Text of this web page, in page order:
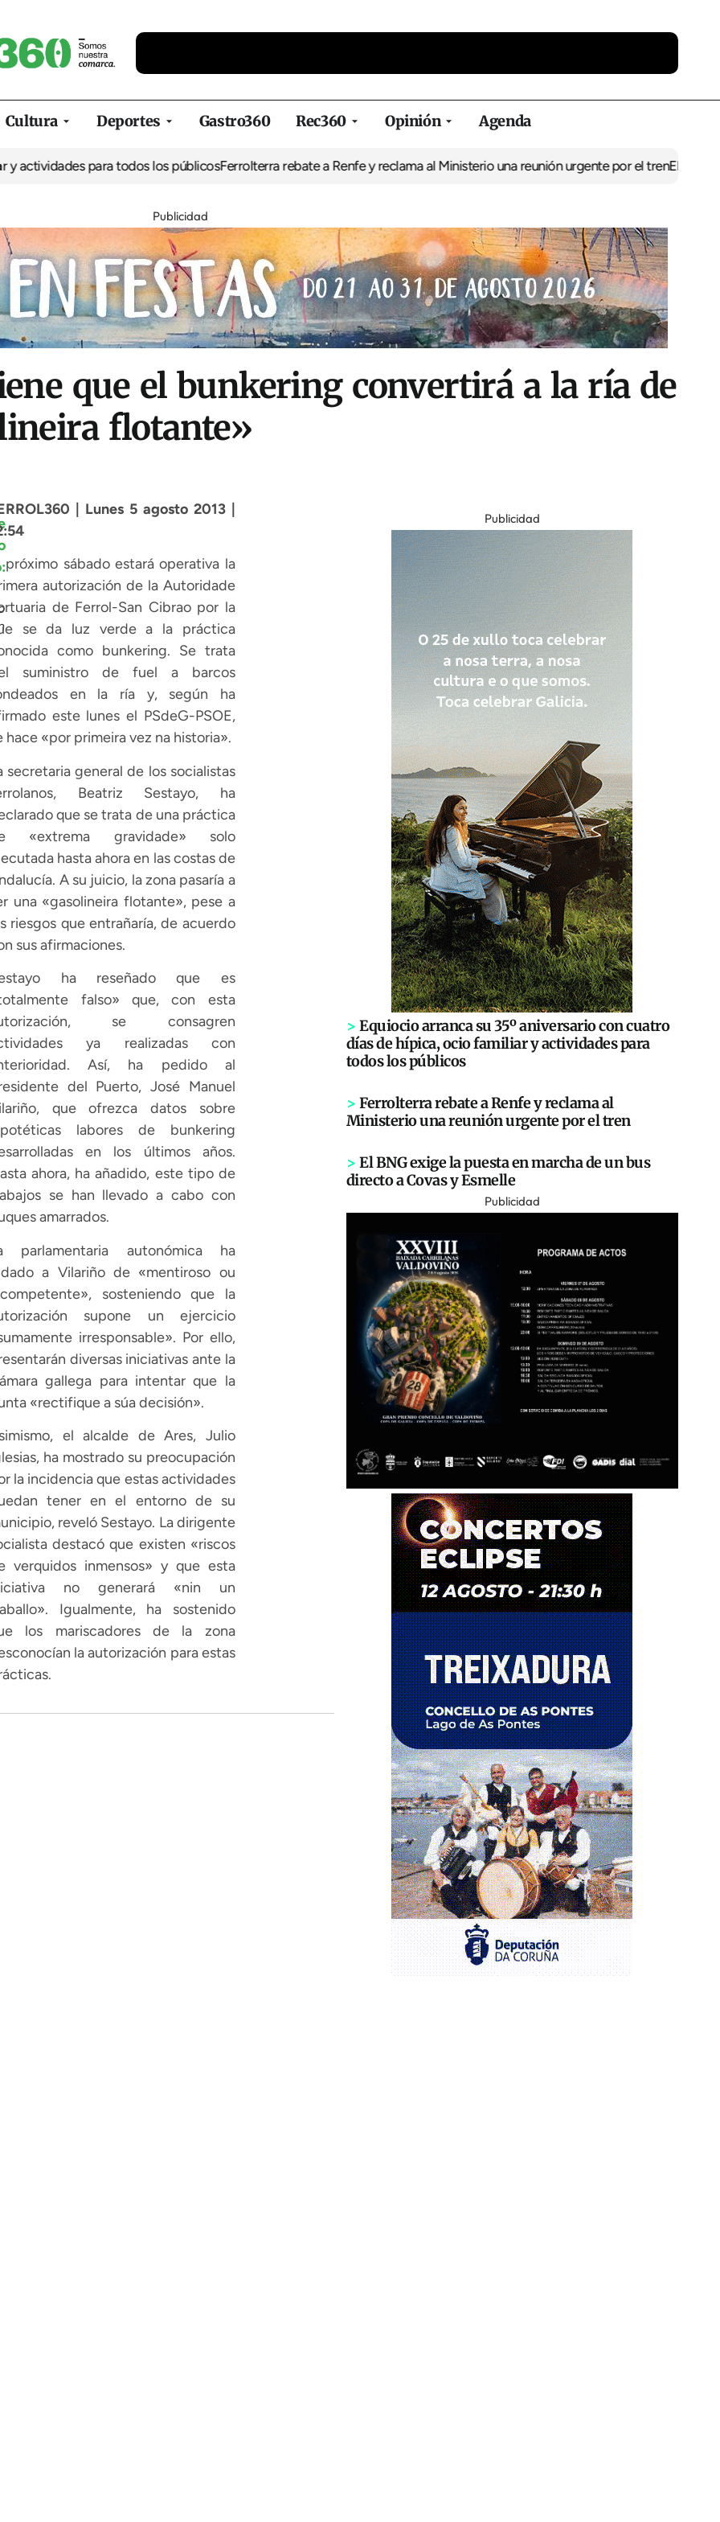
Cultura Deportes Gastro360 Rec360 Opinión Agenda
para todos los públicosFerrolterra rebate a Renfe y reclama al Ministerio una reunión urgente por el trenEl BNG exige
Publicidad
que el bunkering convertirá a la ría de
flotante»
| Lunes 5 agosto 2013 |
próximo sábado estará operativa la
autorización de la Autoridade
de Ferrol-San Cibrao por la
se da luz verde a la práctica
como bunkering. Se trata
suministro de fuel a barcos
en la ría y, según ha
este lunes el PSdeG-PSOE,
hace «por primeira vez na historia».
secretaria general de los socialistas
Beatriz Sestayo, ha
que se trata de una práctica
«extrema gravidade» solo
hasta ahora en las costas de
A su juicio, la zona pasaría a
una «gasolineira flotante», pese a
riesgos que entrañaría, de acuerdo
sus afirmaciones.
ha reseñado que es
falso» que, con esta
se consagren
ya realizadas con
Así, ha pedido al
del Puerto, José Manuel
que ofrezca datos sobre
labores de bunkering
en los últimos años.
ahora, ha añadido, este tipo de
se han llevado a cabo con
amarrados.
parlamentaria autonómica ha
a Vilariño de «mentiroso ou
sosteniendo que la
supone un ejercicio
irresponsable». Por ello,
diversas iniciativas ante la
gallega para intentar que la
«rectifique a súa decisión».
el alcalde de Ares, Julio
ha mostrado su preocupación
la incidencia que estas actividades
tener en el entorno de su
reveló Sestayo. La dirigente
destacó que existen «riscos
verquidos inmensos» y que esta
no generará «nin un
Igualmente, ha sostenido
los mariscadores de la zona
la autorización para estas
Publicidad
> Equiocio arranca su 35º aniversario con cuatro
días de hípica, ocio familiar y actividades para
todos los públicos
> Ferrolterra rebate a Renfe y reclama al
Ministerio una reunión urgente por el tren
> El BNG exige la puesta en marcha de un bus
directo a Covas y Esmelle
Publicidad